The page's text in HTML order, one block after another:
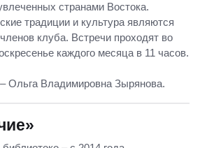
странами Востока.
традиции и культура являются
клуба. Встречи проходят во
каждого месяца в 11 часов.
Ольга Владимировна Зырянова.